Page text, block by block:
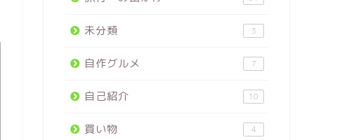
未分類 3
自作グルメ 7
自己紹介 10
買い物 4